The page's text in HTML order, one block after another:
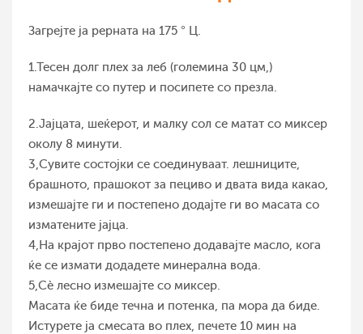
Загрејте ја рерната на 175 ° Ц.
1.Тесен долг плех за леб (големина 30 цм,)
намачкајте со путер и посипете со презла.
2.Јајцата, шеќерот, и малку сол се матат со миксер
околу 8 минути.
3,Сувите состојки се соединуваат. лешниците,
брашното, прашокот за пециво и двата вида какао,
измешајте ги и постепено додајте ги во масата со
изматените јајца.
4,На крајот прво постепено додавајте масло, кога
ќе се измати додадете минерална вода.
5,Сè лесно измешајте со миксер.
Масата ќе биде течна и потенка, па мора да биде.
Истурете ја смесата во плех, печете 10 мин на